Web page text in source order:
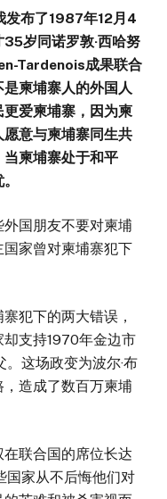
发布了1987年12月 4
35岁同诺罗敦·西哈努
Tardenois成果联合
柬埔寨人的外国人
爱柬埔寨，因为柬
意与柬埔寨同生共
柬埔寨处于和平
国朋友不要对柬埔
家曾对柬埔寨犯下
犯下的两大错误，
支持1970年金边市
。这场政变为波尔·布
造成了数百万柬埔
联合国的席位长达
国家从不后悔他们对